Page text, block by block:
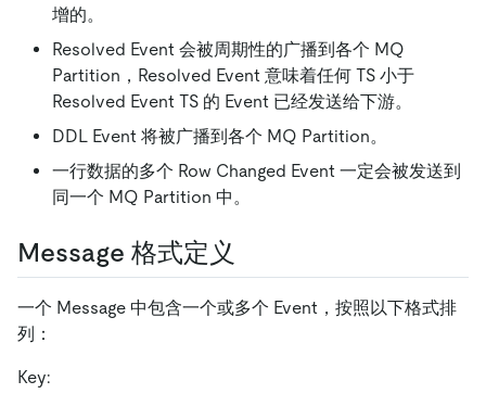
增的。
Resolved Event 会被周期性的广播到各个 MQ
Partition，Resolved Event 意味着任何 TS 小于
Resolved Event TS 的 Event 已经发送给下游。
DDL Event 将被广播到各个 MQ Partition。
一行数据的多个 Row Changed Event 一定会被发送到
同一个 MQ Partition 中。
Message 格式定义
一个 Message 中包含一个或多个 Event，按照以下格式排
列：
Key: